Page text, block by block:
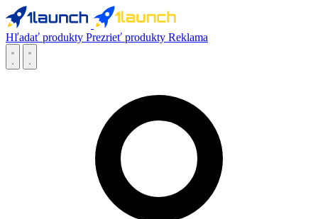
Hľadať produkty Prezrieť produkty Reklama